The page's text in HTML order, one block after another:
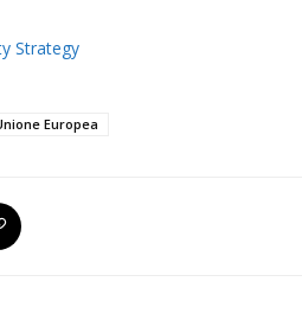
Strategy
Europea